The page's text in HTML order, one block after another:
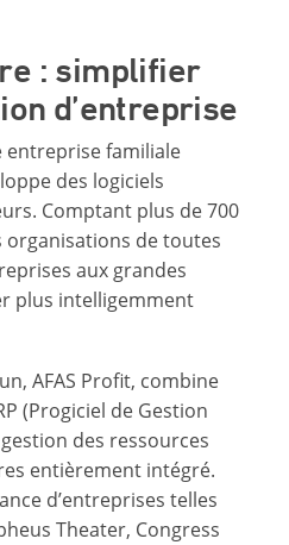
: simplifier
d’entreprise
entreprise familiale
des logiciels
Comptant plus de 700
organisations de toutes
aux grandes
plus intelligemment
AFAS Profit, combine
(Progiciel de Gestion
des ressources
entièrement intégré.
d’entreprises telles
Theater, Congress